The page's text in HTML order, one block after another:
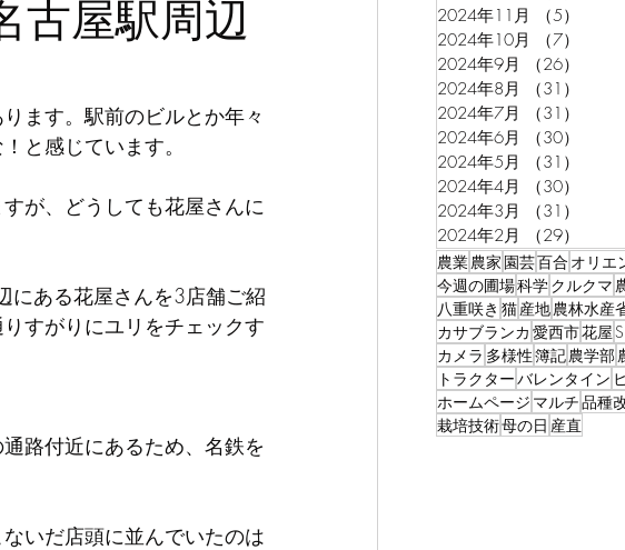
古屋駅周辺
ます。駅前のビルとか年々
と感じています。
が、どうしても花屋さんに
にある花屋さんを3店舗ご紹
すがりにユリをチェックす
路付近にあるため、名鉄を
いだ店頭に並んでいたのは
2024年11月
（5）
2024年10月
（7）
2024年9月
（26）
2024年8月
（31）
2024年7月
（31）
2024年6月
（30）
2024年5月
（31）
2024年4月
（30）
2024年3月
（31）
2024年2月
（29）
農業農家 園芸百合 オリエ
今週の圃場科学クルクマ
八重咲き 猫産地農林水産
カサブランカ 愛西市花屋
カメラ 多様性簿記農学部
トラクターバレンタイン
ホームページ マルチ品種
栽培技術母の日 産直